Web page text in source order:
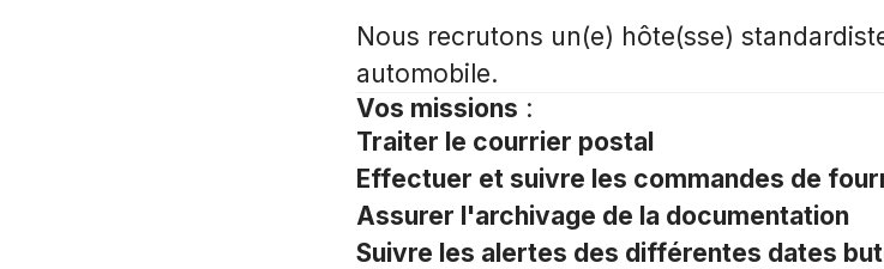
Nous recrutons un(e) hôte(sse)
automobile.
Vos missions :
Traiter le courrier postal
Effectuer et suivre les commandes de
Assurer l'archivage de la documentation
Suivre les alertes des différentes dates